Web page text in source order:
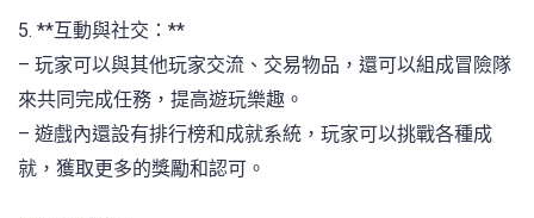
5. **互動與社交：**
– 玩家可以與其他玩家交流、交易物品，還可以組成冒險隊
來共同完成任務，提高遊玩樂趣。
– 遊戲內還設有排行榜和成就系統，玩家可以挑戰各種成
就，獲取更多的獎勵和認可。